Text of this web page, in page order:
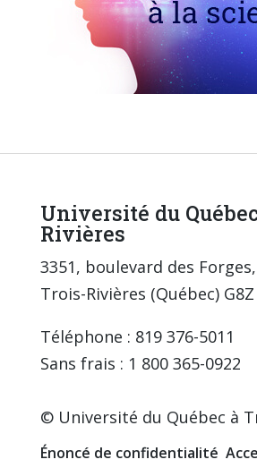
Université du
Rivières
3351, boulevard des Forges,
Trois-Rivières (Québec)
Téléphone : 819 376-5011
Sans frais : 1 800 365-0922
© Université du Québec à
Énoncé de confidentialité